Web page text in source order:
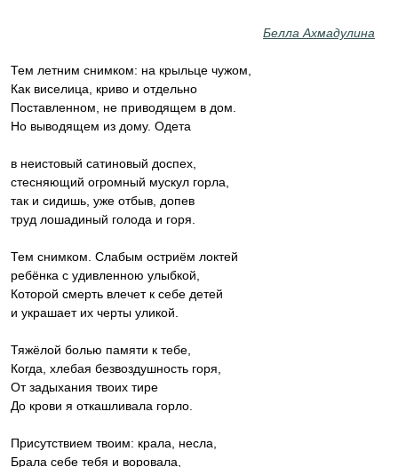
Белла Ахмадулина
Тем летним снимком: на крыльце чужом,
Как виселица, криво и отдельно
Поставленном, не приводящем в дом.
Но выводящем из дому. Одета
в неистовый сатиновый доспех,
стесняющий огромный мускул горла,
так и сидишь, уже отбыв, допев
труд лошадиный голода и горя.
Тем снимком. Слабым остриём локтей
ребёнка с удивленною улыбкой,
Которой смерть влечет к себе детей
и украшает их черты уликой.
Тяжёлой болью памяти к тебе,
Когда, хлебая безвоздушность горя,
От задыхания твоих тире
До крови я откашливала горло.
Присутствием твоим: крала, несла,
Брала себе тебя и воровала,